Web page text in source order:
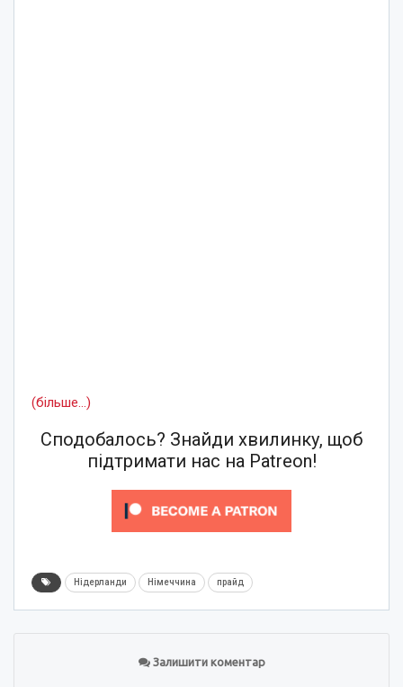
(більше…)
Сподобалось? Знайди хвилинку, щоб
підтримати нас на Patreon!
Нідерланди Німеччина прайд
Залишити коментар